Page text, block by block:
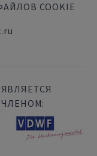
COOKIE
ЯВЛЯЕТСЯ
ЧЛЕНОМ: